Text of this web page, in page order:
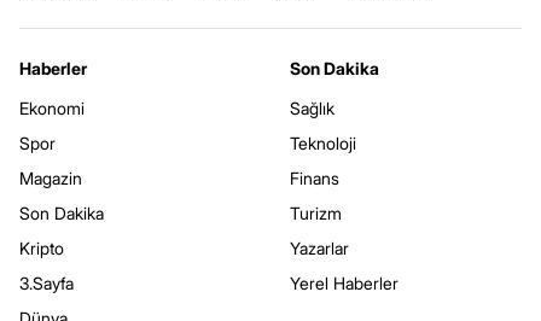
Haberler
Ekonomi
Spor
Magazin
Son Dakika
Kripto
3.Sayfa
Son Dakika
Sağlık
Teknoloji
Finans
Turizm
Yazarlar
Yerel Haberler